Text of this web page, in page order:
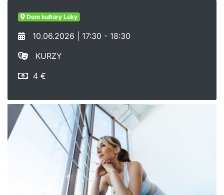
Dom kultúry Lúky
10.06.2026 | 17:30 - 18:30
KURZY
4 €